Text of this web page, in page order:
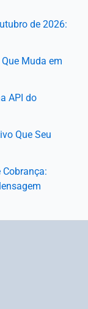
de 2026:
Muda em
API do
Que Seu